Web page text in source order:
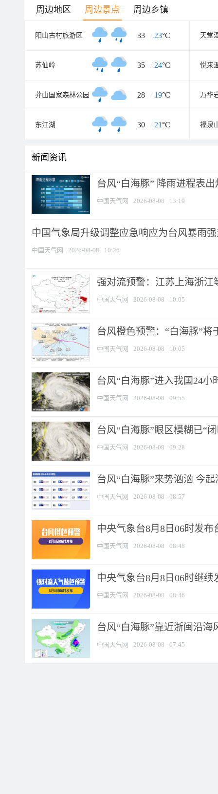
周边地区 周边景点 周边乡镇
阳山古村旅游区 33 / 23°C 天堂
苏仙岭 35 / 24°C
莽山国家森林公园 28 / 19°C 万华
东江湖 30 / 21°C 福泉
新闻资讯
台风“白海豚” 降雨进程表
中国天气网 2026-08-08 13:19
中国气象局升级调整应急响应为台风暴雨
中国天气网 2026-08-08 10:26
强对流预警：江苏上海浙江
中国天气网 2026-08-08 10:05
台风橙色预警：“白海豚”将
中国天气网 2026-08-08 10:05
台风“白海豚”进入我国24
中国天气网 2026-08-08 09:55
台风“白海豚”眼区模糊已“
中国天气网 2026-08-08 09:28
台风“白海豚”来势汹汹 今
中国天气网 2026-08-08 08:57
中央气象台8月8日06时发布
中国天气网 2026-08-08 08:48
中央气象台8月8日06时继
中国天气网 2026-08-08 08:46
台风“白海豚”靠近浙闽沿
中国天气网 2026-08-08 07:45